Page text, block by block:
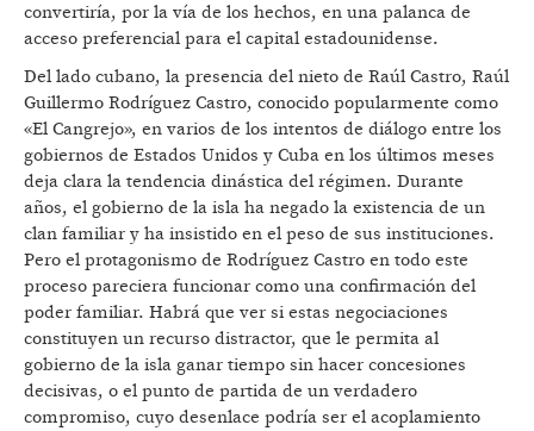
convertiría, por la vía de los hechos, en una palanca de
acceso preferencial para el capital estadounidense.
Del lado cubano, la presencia del nieto de Raúl Castro, Raúl
Guillermo Rodríguez Castro, conocido popularmente como
«El Cangrejo», en varios de los intentos de diálogo entre los
gobiernos de Estados Unidos y Cuba en los últimos meses
deja clara la tendencia dinástica del régimen. Durante
años, el gobierno de la isla ha negado la existencia de un
clan familiar y ha insistido en el peso de sus instituciones.
Pero el protagonismo de Rodríguez Castro en todo este
proceso pareciera funcionar como una confirmación del
poder familiar. Habrá que ver si estas negociaciones
constituyen un recurso distractor, que le permita al
gobierno de la isla ganar tiempo sin hacer concesiones
decisivas, o el punto de partida de un verdadero
compromiso, cuyo desenlace podría ser el acoplamiento